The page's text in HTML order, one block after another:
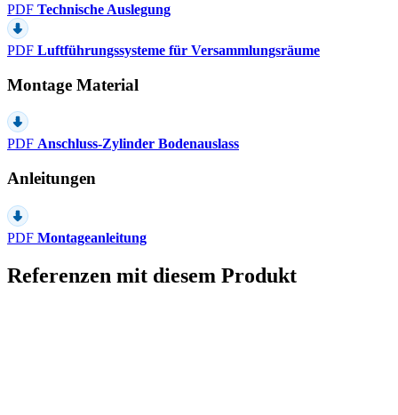
PDF Technische Auslegung
PDF Luftführungssysteme für Versammlungsräume
Montage Material
PDF Anschluss-Zylinder Bodenauslass
Anleitungen
PDF Montageanleitung
Referenzen mit diesem Produkt